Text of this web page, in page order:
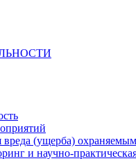
(ущерба)
и научно-